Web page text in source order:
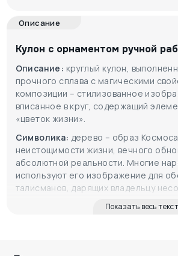
Описание
Кулон с орнаментом ручной
Описание: круглый кулон,
прочного сплава с магическими
композиции – стилизованное
вписанное в круг, содержащий
«цветок жизни».
Символика: дерево – образ
неистощимости жизни, вечного
абсолютной реальности. Многие
используют его изображение для
талисманов, дарящих владельцу
Показать весь текст